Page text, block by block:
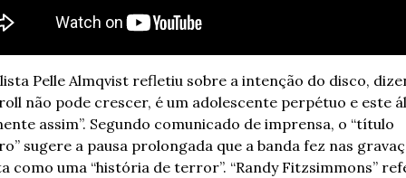
Pelle Almqvist refletiu sobre a intenção do disco,
não pode crescer, é um adolescente perpétuo e este
assim”. Segundo comunicado de imprensa, o “título
sugere a pausa prolongada que a banda fez nas
como uma “história de terror”. “Randy Fitzsimmons”